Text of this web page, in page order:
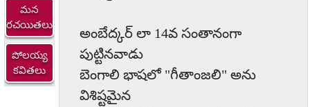
మన
రచయితలు
పోలయ్య
కవితలు
అంబేద్కర్ లా 14వ సంతానంగా
పుట్టినవాడు
బెంగాలి భాషలో "గీతాంజలి" అను
విశిష్టమైన